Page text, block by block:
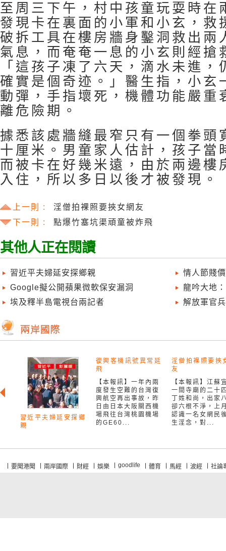
至周三下午，村中孩童玩耍時在
發現卡在裏面的小軍和小玄，救
破拆工具在樓房牆身鑿洞救出兩
氣息，而奄奄一息的小玄則經搶
「這孩子凍了六天，滴水未進
確實是個奇迹。」醫生指，小玄
動彈，手指壞死，機體功能嚴重
離危險期。
據悉該處牆縫最窄只有一個拳頭
十厘米。男童家人估計，孩子當
而被卡在好幾米遠，由於兩邊樓
入住，所以多日以後才被發現。
上一則 :
淫僧拍裸照要挾女網友
下一則 :
點爆竹塞坑渠頑童被炸飛
其他人正在閱讀
習近平夫婦延安探鄉親
Google擬公開蘋果微軟保安漏洞
埃及釋半島電視台兩記者
情人節賤
龍吟大地
解放軍官
習近平夫婦延安探鄉
親
復興客機訊號異常延
飛
【本報訊】一年內兩
度發生空難的台灣復
興航空再出事故，昨
日由日本大阪關西機
場飛往台灣桃園機場
的GE60...
淫僧拍裸照要挾
友
【本報訊】江蘇
一間寺廟的二十
丁姓和尚，出家
卻六根不淨，上
認識一名女網民
生淫念，對...
要聞港聞 兩岸國際 財經 娛樂 goodlife 體育 馬經 波經 社論